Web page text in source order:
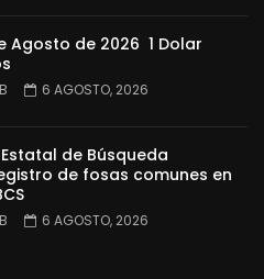
Agosto de 2026 1 Dolar
6 AGOSTO, 2026
de Búsqueda
de fosas comunes en
6 AGOSTO, 2026